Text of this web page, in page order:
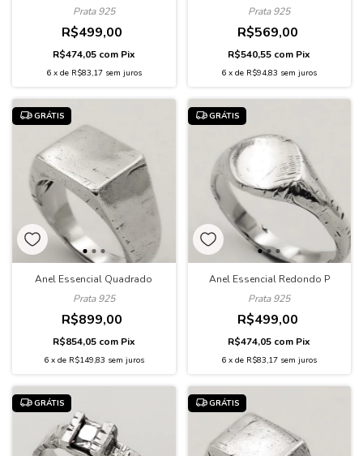
Prata 925
R$499,00
R$474,05 com Pix
6 x de R$83,17 sem juros
Prata 925
R$569,00
R$540,55 com Pix
6 xde R$94,83 sem juros
GRÁTIS
Anel Essencial Quadrado
Prata 925
R$899,00
R$854,05 com Pix
6 x de R$149,83 sem juros
GRÁTIS
Anel Essencial Redondo P
Prata 925
R$499,00
R$474,05 com Pix
6 xde R$83,17 sem juros
GRÁTIS GRÁTIS